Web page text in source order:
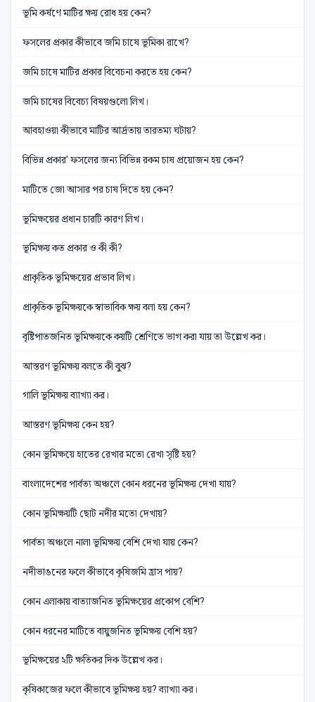
ভূমি কর্ষণে মাটির ক্ষয় রোধ হয় কেন?
ফসলের প্রকার কীভাবে জমি চাষে ভূমিকা রাখে?
জমি চাষে মাটির প্রকার বিবেচনা করতে হয় কেন?
জমি চাষের বিবেচ্য বিষয়গুলো লিখ।
আবহাওয়া কীভাবে মাটির আর্দ্রতায় তারতম্য ঘটায়?
বিভিন্ন প্রকার' ফসলের জন্য বিভিন্ন রকম চাষ প্রয়োজন হয় কেন?
মাটিতে জো আসার পর চাষ দিতে হয় কেন?
ভূমিক্ষয়ের প্রধান চারটি কারণ লিখ।
ভূমিক্ষয় কত প্রকার ও কী কী?
প্রাকৃতিক ভূমিক্ষয়ের প্রভাব লিখ।
প্রাকৃতিক ভূমিক্ষয়কে স্বাভাবিক ক্ষয় বলা হয় কেন?
বৃষ্টিপাতজনিত ভূমিক্ষয়কে কয়টি শ্রেণিতে ভাগ করা যায় তা উল্লেখ কর।
আস্তরণ ভূমিক্ষয় বলতে কী বুঝ?
গালি ভূমিক্ষয় ব্যাখ্যা কর।
আস্তরণ ভূমিক্ষয় কেন হয়?
কোন ভূমিক্ষয়ে হাতের রেখার মতো রেখা সৃষ্টি হয়?
বাংলাদেশের পার্বত্য অঞ্চলে কোন ধরনের ভূমিক্ষয় দেখা যায়?
কোন ভূমিক্ষয়টি ছোট নদীর মতো দেখায়?
পার্বত্য অঞ্চলে নালা ভূমিক্ষয় বেশি দেখা যায় কেন?
নদীভাঙনের ফলে কীভাবে কৃষিজমি হ্রাস পায়?
কোন এলাকায় বাত্যাজনিত ভূমিক্ষয়ের প্রকোপ বেশি?
কোন ধরনের মাটিতে বায়ুজনিত ভূমিক্ষয় বেশি হয়?
ভূমিক্ষয়ের ২টি ক্ষতিকর দিক উল্লেখ কর।
কৃষিকাজের ফলে কীভাবে ভূমিক্ষয় হয়? ব্যাখ্যা কর।